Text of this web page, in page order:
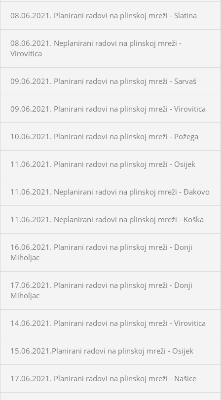
08.06.2021. Planirani radovi na plinskoj mreži - Slatina
08.06.2021. Neplanirani radovi na plinskoj mreži -
Virovitica
09.06.2021. Planirani radovi na plinskoj mreži - Sarvaš
09.06.2021. Planirani radovi na plinskoj mreži - Virovitica
10.06.2021. Planirani radovi na plinskoj mreži - Požega
11.06.2021. Planirani radovi na plinskoj mreži - Osijek
11.06.2021. Neplanirani radovi na plinskoj mreži - Đakovo
11.06.2021. Neplanirani radovi na plinskoj mreži - Koška
16.06.2021. Planirani radovi na plinskoj mreži - Donji
Miholjac
17.06.2021. Planirani radovi na plinskoj mreži - Donji
Miholjac
14.06.2021. Planirani radovi na plinskoj mreži - Virovitica
15.06.2021.Planirani radovi na plinskoj mreži - Osijek
17.06.2021. Planirani radovi na plinskoj mreži - Našice